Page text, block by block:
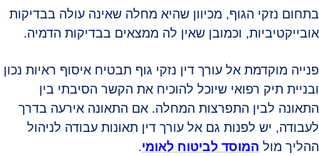
בתחום נזקי הגוף, מכיוון שהיא מחלה שאינה עולה בבדיקות
אובייקטיביות, וכמובן שאין לה ממצאים בבדיקות הדמיה.
פנייה מוקדמת אל עורך דין נזקי גוף תבטיח איסוף ראיות נכון
ובניית תיק רפואי שיוכל להוכיח את הקשר הסיבתי בין
התאונה לבין התפרצות המחלה. אם התאונה אירעה בדרך
לעבודה, יש לפנות גם אל עורך דין תאונות עבודה לניהול
ההליך מול המוסד לביטוח לאומי.